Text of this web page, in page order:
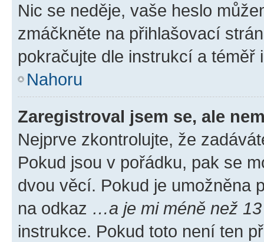
Nic se neděje, vaše heslo
zmáčkněte na přihlašovací
pokračujte dle instrukcí a téměř
Nahoru
Zaregistroval jsem se, ale
Nejprve zkontrolujte, že
Pokud jsou v pořádku, pak se
dvou věcí. Pokud je umožněna
na odkaz …a je mi méně než
instrukce. Pokud toto není ten